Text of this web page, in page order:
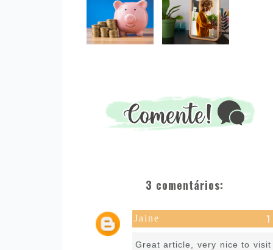
3 comentários:
Jaine
Great article, very nice to visit